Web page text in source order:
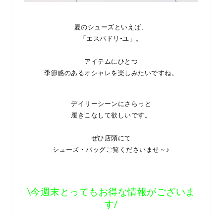
夏のシューズといえば、
「エスパドリ-ユ」。
アイテムにひとつ
季節感のあるオシャレを楽しみたいですね。
デイリーシーンにさらっと
履きこなして欲しいです。
ぜひ店頭にて
シューズ・バッグご覧くださいませ～♪
\今週末とってもお得な情報がございま
す/